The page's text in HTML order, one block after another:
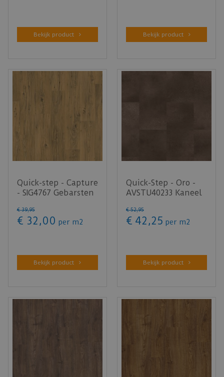
Bekijk product Bekijk product
Quick-step - Capture
- SIG4767 Gebarsten
(Lamina…
€ 39,95
€ 32 ,00 per m2
Bekijk product
Quick-Step - Oro -
AVSTU40233 Kaneel
€ 52,95
€ 42 ,25 per m2
Bekijk product